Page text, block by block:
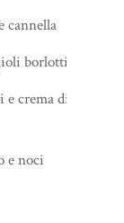
cannella
borlotti
crema di
e noci